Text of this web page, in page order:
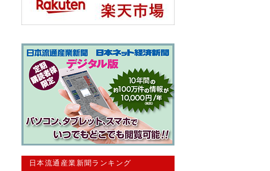
日本流通産業新聞ランキング